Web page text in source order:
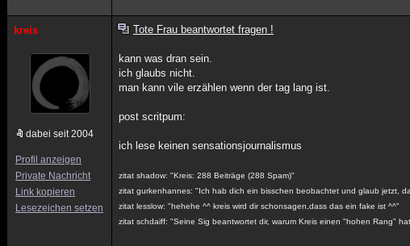
kreis
dabei seit 2004
Profil anzeigen
Private Nachricht
Link kopieren
Lesezeichen setzen
Tote Frau beantwortet fragen !
kann was dran sein.
ich glaubs nicht.
man kann vile erzählen wenn der tag lang ist.
post scritpum:
ich lese keinen sensationsjournalismus
zitat shadow: "Kreis: 288 Beiträge (288 Spam)"
zitat gurkenhannes: "Ich hab dich ein bisschen beobachtet und glaub jetzt,
zitat lesslow: "hehehe ^^ kreis wird dir schonsagen,dass das ein fake ist ^^"
zitat schdaiff: "Seine Sig beantwortet dir, warum Kreis einen "hohen Rang"